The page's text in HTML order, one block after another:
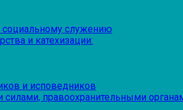
социальному служению
и катехизации:
и исповедников
правоохранительными